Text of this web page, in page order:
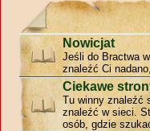
Nowicjat
Jeśli do Bractwa
znaleźć Ci
Ciekawe
Tu winny znaleźć
znaleźć w sieci.
osób, gdzie